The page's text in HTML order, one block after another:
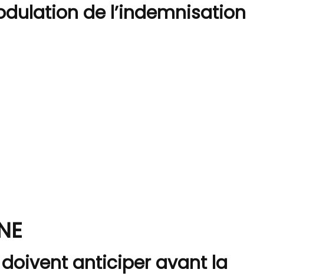
de l’indemnisation
anticiper avant la